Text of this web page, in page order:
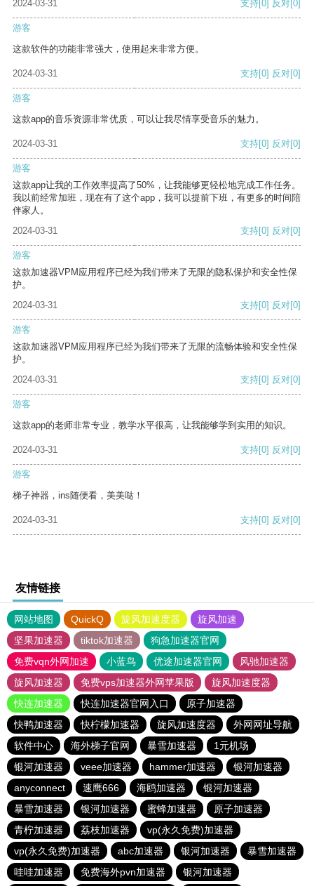
2024-03-31 支持[0] 反对[0]
游客
这款软件的功能非常强大，使用起来非常方便。
2024-03-31 支持[0] 反对[0]
游客
这款app的音乐资源非常优质，可以让我尽情享受音乐的魅力。
2024-03-31 支持[0] 反对[0]
游客
这款app让我的工作效率提高了50%，让我能够更轻松地完成工作任务。
我以前经常加班，现在有了这个app，我可以提前下班，有更多的时间陪
伴家人。
2024-03-31
支持[0] 反对[0]
游客
这款加速器VPM应用程序已经为我们带来了无限的隐私保护和安全性保
护。
2024-03-31
支持[0] 反对[0]
游客
这款加速器VPM应用程序已经为我们带来了无限的流畅体验和安全性保
护。
2024-03-31
支持[0] 反对[0]
游客
这款app的老师非常专业，教学水平很高，让我能够学到实用的知识。
2024-03-31 支持[0] 反对[0]
游客
梯子神器，ins随便看，美美哒！
2024-03-31 支持[0] 反对[0]
友情链接
网站地图 QuickQ 旋风加速度器
旋风加速
坚果加速器
tiktok加速器
狗急加速器官网
免费vqn外网加速
小蓝鸟 优途加速器官网
风驰加速器
旋风加速器
免费vps加速器外网苹果版
旋风加速度器
快连加速器
快连加速器官网入口
原子加速器
快鸭加速器
快柠檬加速器 旋风加速度器
外网网址导航
软件中心
海外梯子官网 暴雪加速器
1元机场
银河加速器
veee加速器 hammer加速器
银河加速器
anyconnect
速鹰666 海鸥加速器
银河加速器
暴雪加速器
银河加速器 蜜蜂加速器
原子加速器
青柠加速器
荔枝加速器
vp(永久免费)加速器
vp(永久免费)加速器
abc加速器 银河加速器
暴雪加速器
哇哇加速器
免费海外pvn加速器 银河加速器